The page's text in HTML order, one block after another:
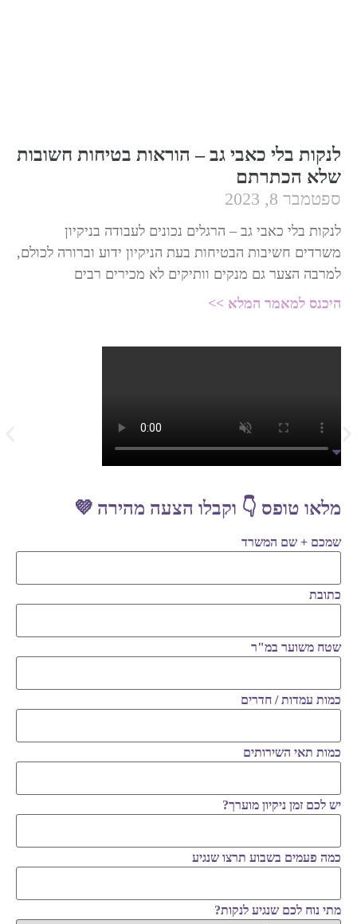
לנקות בלי כאבי גב – הוראות בטיחות חשובות
שלא הכתרתם
ספטמבר 8, 2023
לנקות בלי כאבי גב – הרגלים נכונים לעבודה בניקיון
משרדים חשיבות הבטיחות בעת הניקיון ידוע וברורה לכולם,
למרבה הצער גם מנקים וותיקים לא מכירים רבים
היכנס למאמר המלא >>
מלאו טופס 👇 וקבלו הצעה מהירה 💜
שמכם + שם המשרד
כתובת
שטח משוער במ"ר
כמות עמדות / חדרים
כמות תאי השירותים
יש לכם זמן ניקיון מוערך?
כמה פעמים בשבוע תרצו שנגיע
מתי נוח לכם שנגיע לנקות?